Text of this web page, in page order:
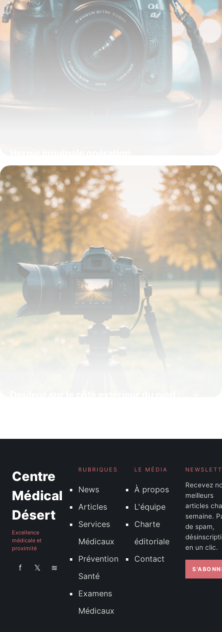
25 septembre 2025
Centre
Médical
Désert
Excellence
médicale et
proximité
f 𝕏 ≋
RUBRIQUES
News
Articles
Services
Médicaux
Prévention
Santé
Examens
Médicaux
LE MÉDIA
À propos
L'équipe
Charte
éditoriale
Contact
Recevez
meilleurs
articles
semaine.
de spam,
en un clic.